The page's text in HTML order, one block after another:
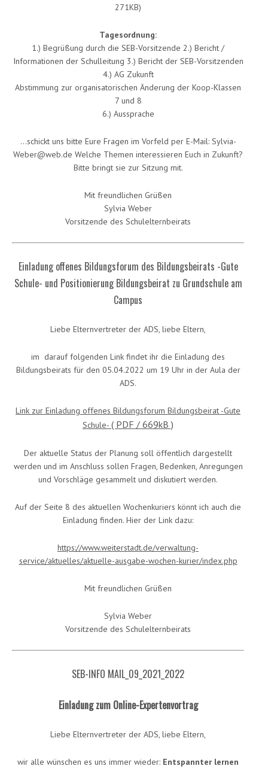
271KB)
Tagesordnung:
1.) Begrüßung durch die SEB-Vorsitzende 2.) Bericht /
Informationen der Schulleitung 3.) Bericht der SEB-Vorsitzenden
4.) AG Zukunft
Abstimmung zur organisatorischen Änderung der Koop-Klassen
7 und 8
6.) Aussprache
…schickt uns bitte Eure Fragen im Vorfeld per E-Mail: Sylvia-
Weber@web.de Welche Themen interessieren Euch in Zukunft?
Bitte bringt sie zur Sitzung mit.
Mit freundlichen Grüßen
Sylvia Weber
Vorsitzende des Schulelternbeirats
Einladung offenes Bildungsforum des Bildungsbeirats -Gute
Schule- und Positionierung Bildungsbeirat zu Grundschule am
Campus
Liebe Elternvertreter der ADS, liebe Eltern,
im darauf folgenden Link findet ihr die Einladung des
Bildungsbeirats für den 05.04.2022 um 19 Uhr in der Aula der
ADS.
Link zur Einladung offenes Bildungsforum Bildungsbeirat -Gute
Schule- ( PDF / 669kB )
Der aktuelle Status der Planung soll öffentlich dargestellt
werden und im Anschluss sollen Fragen, Bedenken, Anregungen
und Vorschläge gesammelt und diskutiert werden.
Auf der Seite 8 des aktuellen Wochenkuriers könnt ich auch die
Einladung finden. Hier der Link dazu:
https://www.weiterstadt.de/verwaltung-
service/aktuelles/aktuelle-ausgabe-wochen-kurier/index.php
Mit freundlichen Grüßen
Sylvia Weber
Vorsitzende des Schulelternbeirats
SEB-INFO MAIL_09_2021_2022
Einladung zum Online-Expertenvortrag
Liebe Elternvertreter der ADS, liebe Eltern,
wir alle wünschen es uns immer wieder: Entspannter lernen